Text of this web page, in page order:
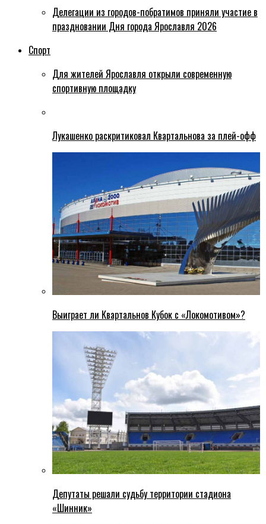
Делегации из городов-побратимов приняли участие в
праздновании Дня города Ярославля 2026
Спорт
Для жителей Ярославля открыли современную
спортивную площадку
Лукашенко раскритиковал Квартальнова за плей-офф
Выиграет ли Квартальнов Кубок с «Локомотивом»?
Депутаты решали судьбу территории стадиона
«Шинник»